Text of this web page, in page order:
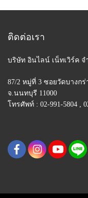
ติดต่อเรา
บริษัท อินไลน์ เน็ทเวิร์ค จ
87/2 หมู่ที่ 3 ซอยวัดบางก
จ.นนทบุรี 11000
โทรศัพท์ : 02-991-5804 ,